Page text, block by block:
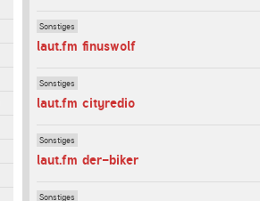
Sonstiges
laut.fm finuswolf
Sonstiges
laut.fm cityredio
Sonstiges
laut.fm der-biker
Sonstiges